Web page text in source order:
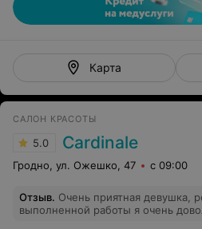
Карта
САЛОН КРАСОТЫ
5.0 Cardinale
Гродно, ул. Ожешко, 47 с 09:00
Отзыв. Очень приятная девушка,
выполненной работы я очень